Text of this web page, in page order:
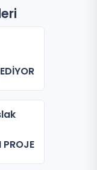
PROJE